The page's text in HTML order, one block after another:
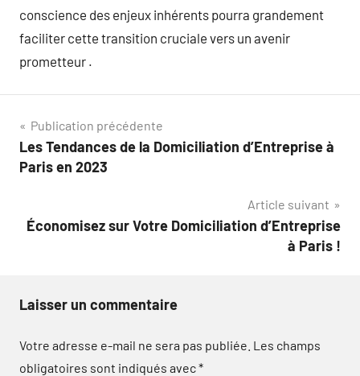
conscience des enjeux inhérents pourra grandement
faciliter cette transition cruciale vers un avenir
prometteur .
Navigation
de
Publication précédente
Les Tendances de la Domiciliation d’Entreprise à
Paris en 2023
Article suivant
Économisez sur Votre Domiciliation d’Entreprise
à Paris !
Laisser un commentaire
Votre adresse e-mail ne sera pas publiée. Les champs
obligatoires sont indiqués avec*